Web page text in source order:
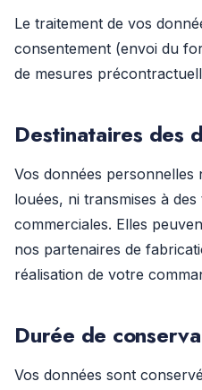
Le traitement de vos
consentement (envoi du
de mesures
Destinataires des
Vos données personnelles
louées, ni transmises à
commerciales. Elles
nos partenaires de
réalisation de votre
Durée de
Vos données sont